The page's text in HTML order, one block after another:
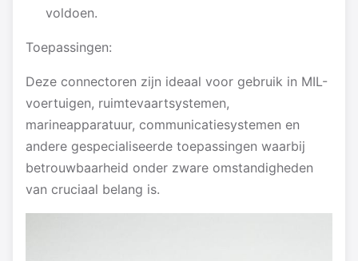
voldoen.
Toepassingen:
Deze connectoren zijn ideaal voor gebruik in MIL-
voertuigen, ruimtevaartsystemen,
marineapparatuur, communicatiesystemen en
andere gespecialiseerde toepassingen waarbij
betrouwbaarheid onder zware omstandigheden
van cruciaal belang is.